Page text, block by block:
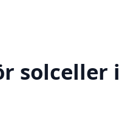
solceller i